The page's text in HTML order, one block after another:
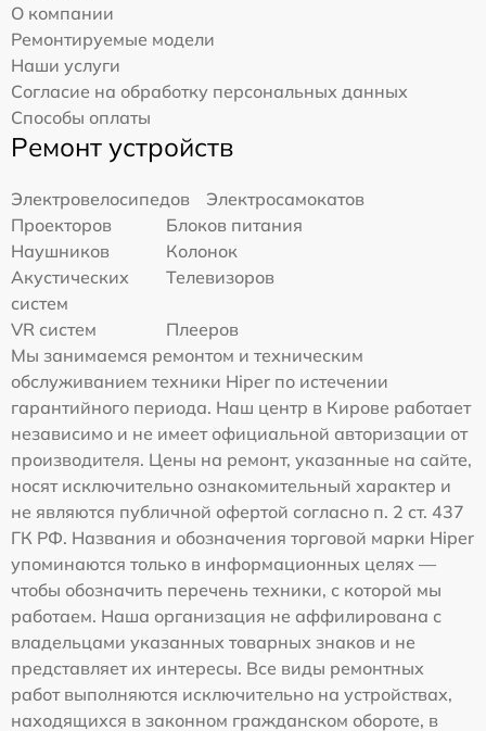
О компании
Ремонтируемые модели
Наши услуги
Согласие на обработку персональных данных
Способы оплаты
Ремонт устройств
Электровелосипедов
Электросамокатов
Проекторов
Блоков питания
Наушников
Колонок
Акустических
систем
Телевизоров
VR систем
Плееров
Мы занимаемся ремонтом и техническим
обслуживанием техники Hiper по истечении
гарантийного периода. Наш центр в Кирове работает
независимо и не имеет официальной авторизации от
производителя. Цены на ремонт, указанные на сайте,
носят исключительно ознакомительный характер и
не являются публичной офертой согласно п. 2 ст. 437
ГК РФ. Названия и обозначения торговой марки Hiper
упоминаются только в информационных целях —
чтобы обозначить перечень техники, с которой мы
работаем. Наша организация не аффилирована с
владельцами указанных товарных знаков и не
представляет их интересы. Все виды ремонтных
работ выполняются исключительно на устройствах,
находящихся в законном гражданском обороте, в